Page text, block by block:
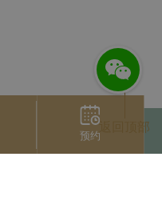
预约
返回顶部